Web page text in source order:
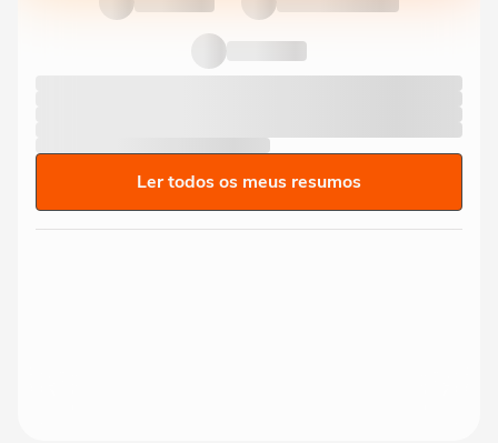
Ler todos os meus resumos